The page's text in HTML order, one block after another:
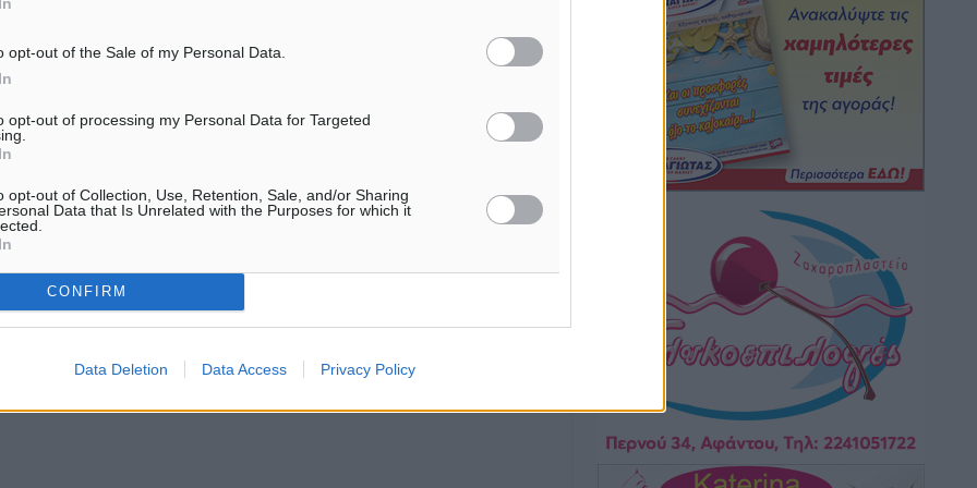
opt-out of the Sale of my Personal Data.
opt-out of processing my Personal Data for Targeted
opt-out of Collection, Use, Retention, Sale, and/or Sharing
Data that Is Unrelated with the Purposes for which it
CONFIRM
Data Deletion Data Access Privacy Policy
#Αθήνα
αναζήτησης
Γ.Σ. Διαγόρας: Εντατική προετοιμασία
και επιστροφή Ρίζου στις Ακαδημίες
Αθλητικά• πριν 2 ώρες
Εθνική Ανδρών: Ραντεβού στο Telekom
Center Athens
ΕΠΟ: Απέσυρε τη στήριξή της στην
υποψηφιότητα του Ινφαντίνο
Αθλητικά• πριν 2 ώρες
Φοίβος Κω: Το «ευχαριστώ» για το 9ο
Kos 3X3 Basketball Festival
Αθλητικά • πριν 3 ώρες